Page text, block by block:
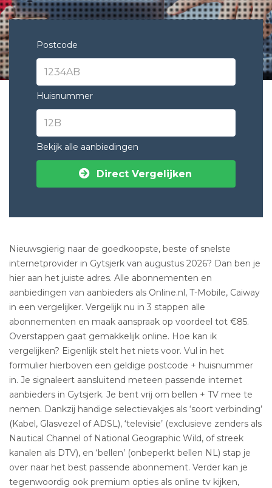
Postcode
Huisnummer
Bekijk alle aanbiedingen
Direct Vergelijken
Nieuwsgierig naar de goedkoopste, beste of snelste
internetprovider in Gytsjerk van augustus 2026? Dan ben je
hier aan het juiste adres. Alle abonnementen en
aanbiedingen van aanbieders als Online.nl, T-Mobile, Caiway
in een vergelijker. Vergelijk nu in 3 stappen alle
abonnementen en maak aanspraak op voordeel tot €85.
Overstappen gaat gemakkelijk online. Hoe kan ik
vergelijken? Eigenlijk stelt het niets voor. Vul in het
formulier hierboven een geldige postcode + huisnummer
in. Je signaleert aansluitend meteen passende internet
aanbieders in Gytsjerk. Je bent vrij om bellen + TV mee te
nemen. Dankzij handige selectievakjes als ‘soort verbinding’
(Kabel, Glasvezel of ADSL), ‘televisie’ (exclusieve zenders als
Nautical Channel of National Geographic Wild, of streek
kanalen als DTV), en ‘bellen’ (onbeperkt bellen NL) stap je
over naar het best passende abonnement. Verder kan je
tegenwoordig ook premium opties als online tv kijken,